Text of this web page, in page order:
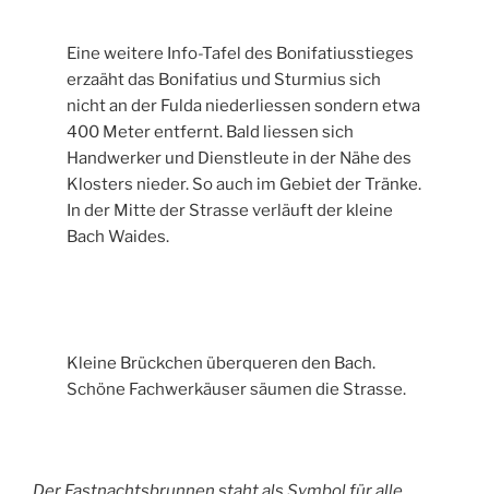
Eine weitere Info-Tafel des Bonifatiusstieges
erzaäht das Bonifatius und Sturmius sich
nicht an der Fulda niederliessen sondern etwa
400 Meter entfernt. Bald liessen sich
Handwerker und Dienstleute in der Nähe des
Klosters nieder. So auch im Gebiet der Tränke.
In der Mitte der Strasse verläuft der kleine
Bach Waides.
Kleine Brückchen überqueren den Bach.
Schöne Fachwerkäuser säumen die Strasse.